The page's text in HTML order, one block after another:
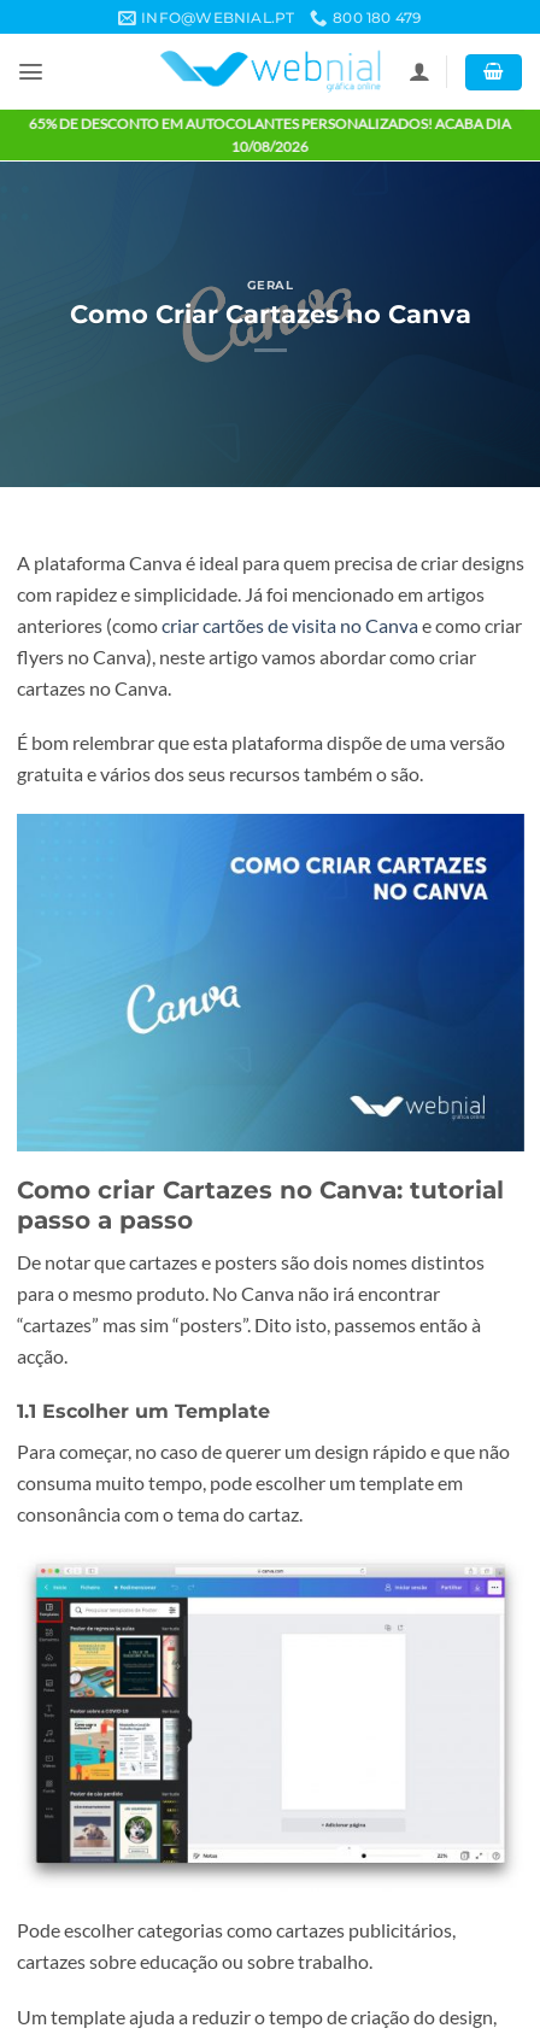
content
INFO@WEBNIAL.PT 800 180 479
65% DE DESCONTO EM AUTOCOLANTES PERSONALIZADOS!
10/08/2026
GERAL
Como Criar Cartazes no Canva
A plataforma Canva é ideal para quem precisa de criar
com rapidez e simplicidade. Já foi mencionado em artigos
anteriores (como
flyers no Canva), neste artigo vamos abordar como criar
cartazes no Canva.
gratuita e vários dos seus recursos também o são.
Como criar Cartazes no Canva:
passo a passo
De notar que cartazes e posters são dois nomes distintos
“cartazes” mas sim “posters”. Dito isto, passemos então à
acção.
1.1 Escolher um Template
Para começar, no caso de querer um design rápido e que
consuma muito tempo, pode escolher um template em
consonância com o tema do cartaz.